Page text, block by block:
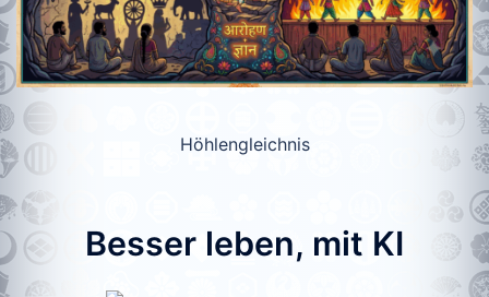
Höhlengleichnis
Besser leben, mit KI